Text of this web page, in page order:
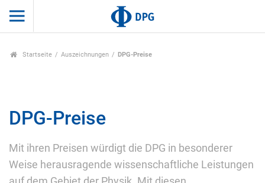
Startseite Auszeichnungen DPG-Preise
DPG-Preise
Mit ihren Preisen würdigt die DPG in besonderer
Weise herausragende wissenschaftliche Leistungen